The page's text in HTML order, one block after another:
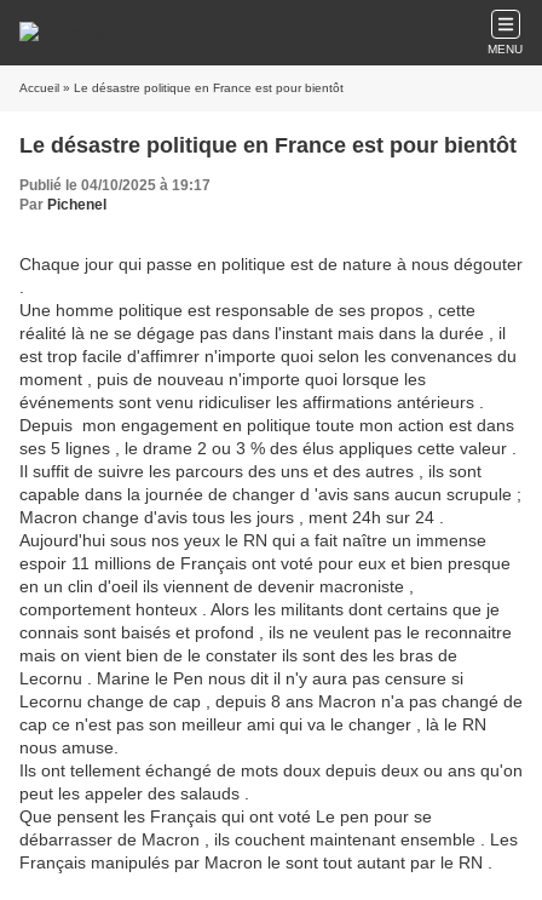
MENU
Accueil » Le désastre politique en France est pour bientôt
Le désastre politique en France est pour bientôt
Publié le 04/10/2025 à 19:17
Par Pichenel
Chaque jour qui passe en politique est de nature à nous dégouter
Une homme politique est responsable de ses propos , cette
réalité là ne se dégage pas dans l'instant mais dans la durée , il
est trop facile d'affimrer n'importe quoi selon les convenances du
moment , puis de nouveau n'importe quoi lorsque les
événements sont venu ridiculiser les affirmations antérieurs .
Depuis mon engagement en politique toute mon action est dans
ses 5 lignes , le drame 2 ou 3 % des élus appliques cette valeur .
Il suffit de suivre les parcours des uns et des autres , ils sont
capable dans la journée de changer d 'avis sans aucun scrupule ;
Macron change d'avis tous les jours , ment 24h sur 24 .
Aujourd'hui sous nos yeux le RN qui a fait naître un immense
espoir 11 millions de Français ont voté pour eux et bien presque
en un clin d'oeil ils viennent de devenir macroniste ,
comportement honteux . Alors les militants dont certains que je
connais sont baisés et profond , ils ne veulent pas le reconnaitre
mais on vient bien de le constater ils sont des les bras de
Lecornu . Marine le Pen nous dit il n'y aura pas censure si
Lecornu change de cap , depuis 8 ans Macron n'a pas changé de
cap ce n'est pas son meilleur ami qui va le changer , là le RN
nous amuse.
Ils ont tellement échangé de mots doux depuis deux ou ans qu'on
peut les appeler des salauds .
Que pensent les Français qui ont voté Le pen pour se
débarrasser de Macron , ils couchent maintenant ensemble . Les
Français manipulés par Macron le sont tout autant par le RN .